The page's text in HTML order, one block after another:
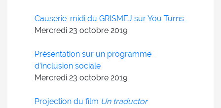
Causerie-midi du GRISMEJ sur You Turns
Mercredi 23 octobre 2019
Présentation sur un programme
d’inclusion sociale
Mercredi 23 octobre 2019
Projection du film Un traductor